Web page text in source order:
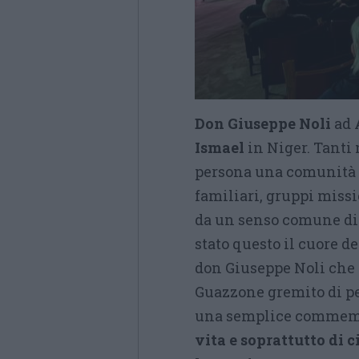
Don Giuseppe Noli ad
Ismael in Niger. Tanti
persona una
familiari, gruppi
da un senso comune
stato questo il cuore
don Giuseppe Noli
Guazzone gremito di
una semplice
vita e soprattutto di